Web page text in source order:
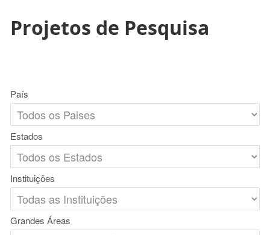
Projetos de Pesquisa
País
Estados
Instituições
Grandes Áreas